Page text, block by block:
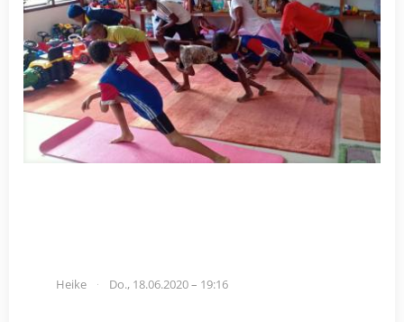
Heike Do., 18.06.2020 – 19:16